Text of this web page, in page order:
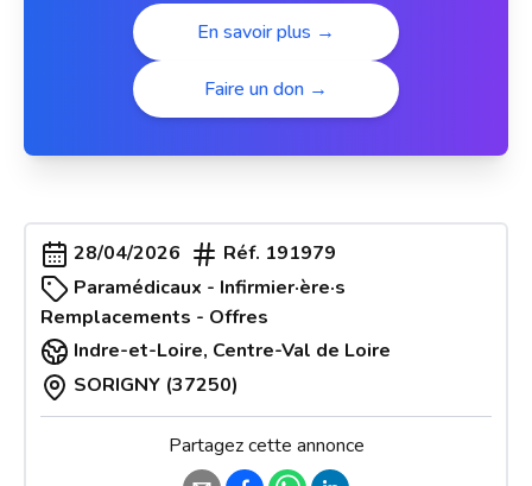
En savoir plus →
Faire un don →
28/04/2026 Réf. 191979
Paramédicaux - Infirmier·ère·s
Remplacements - Offres
Indre-et-Loire, Centre-Val de Loire
SORIGNY (37250)
Partagez cette annonce